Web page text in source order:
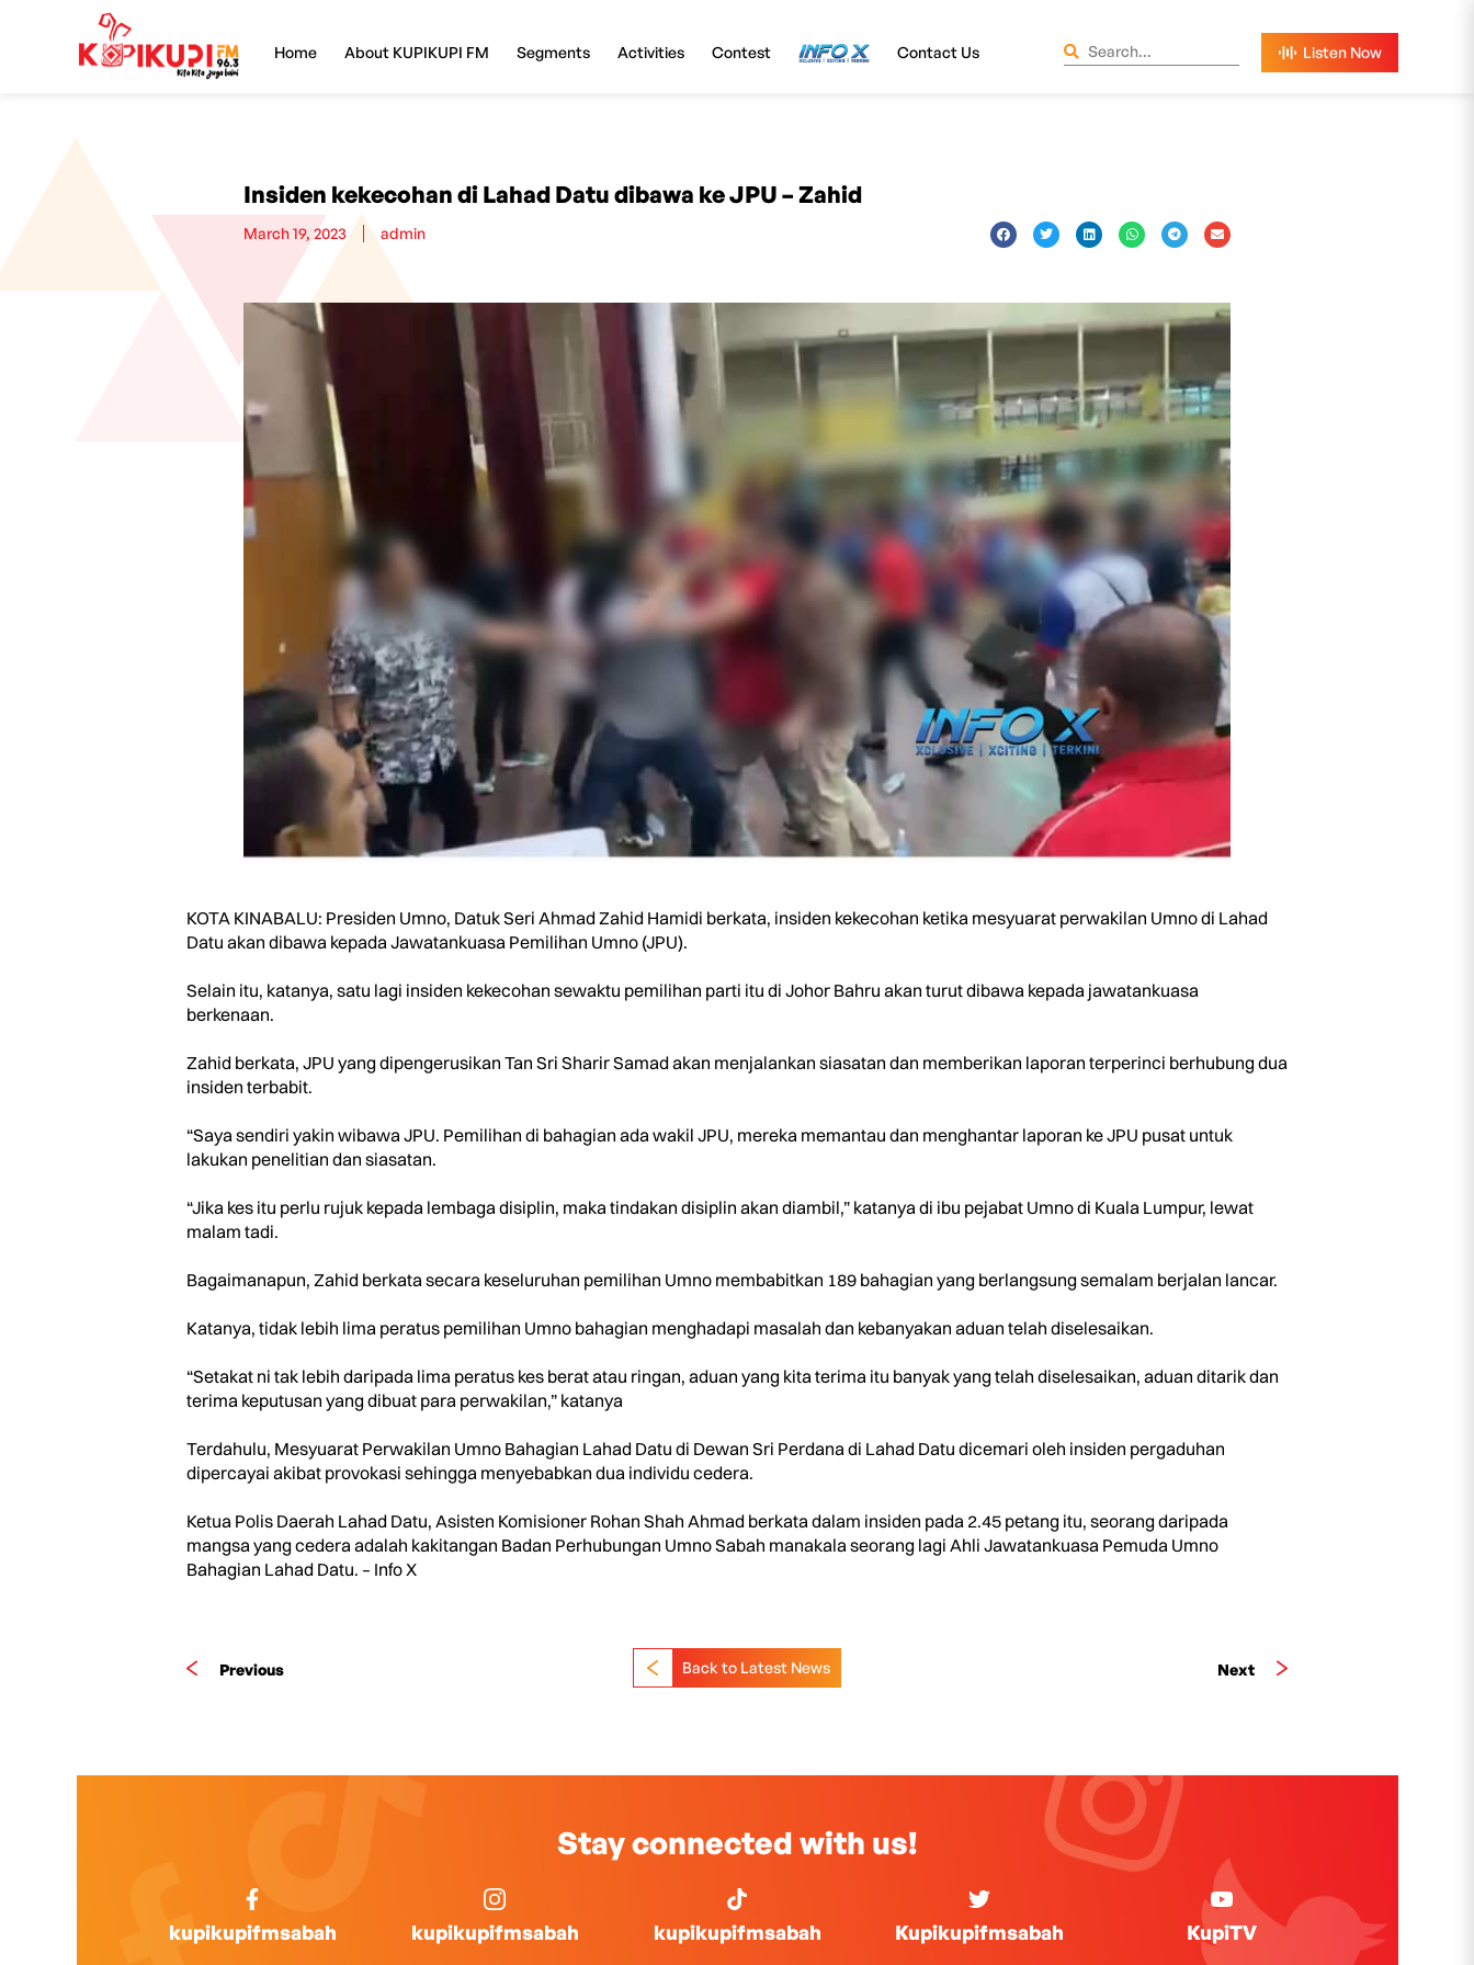
Home About KUPIKUPI FM Segments Activities Contest InfoX Contact Us
Insiden kekecohan di Lahad Datu dibawa ke JPU – Zahid
March 19, 2023 admin
KOTA KINABALU: Presiden Umno, Datuk Seri Ahmad Zahid Hamidi berkata, insiden kekecohan ketika mesyuarat perwakilan Umno di Lahad
Datu akan dibawa kepada Jawatankuasa Pemilihan Umno (JPU).
Selain itu, katanya, satu lagi insiden kekecohan sewaktu pemilihan parti itu di Johor Bahru akan turut dibawa kepada jawatankuasa
berkenaan.
Zahid berkata, JPU yang dipengerusikan Tan Sri Sharir Samad akan menjalankan siasatan dan memberikan laporan terperinci berhubung dua
insiden terbabit.
“Saya sendiri yakin wibawa JPU. Pemilihan di bahagian ada wakil JPU, mereka memantau dan menghantar laporan ke JPU pusat untuk
lakukan penelitian dan siasatan.
“Jika kes itu perlu rujuk kepada lembaga disiplin, maka tindakan disiplin akan diambil,” katanya di ibu pejabat Umno di Kuala Lumpur, lewat
malam tadi.
Bagaimanapun, Zahid berkata secara keseluruhan pemilihan Umno membabitkan 189 bahagian yang berlangsung semalam berjalan lancar.
Katanya, tidak lebih lima peratus pemilihan Umno bahagian menghadapi masalah dan kebanyakan aduan telah diselesaikan.
“Setakat ni tak lebih daripada lima peratus kes berat atau ringan, aduan yang kita terima itu banyak yang telah diselesaikan, aduan ditarik dan
terima keputusan yang dibuat para perwakilan,” katanya
Terdahulu, Mesyuarat Perwakilan Umno Bahagian Lahad Datu di Dewan Sri Perdana di Lahad Datu dicemari oleh insiden pergaduhan
dipercayai akibat provokasi sehingga menyebabkan dua individu cedera.
Ketua Polis Daerah Lahad Datu, Asisten Komisioner Rohan Shah Ahmad berkata dalam insiden pada 2.45 petang itu, seorang daripada
mangsa yang cedera adalah kakitangan Badan Perhubungan Umno Sabah manakala seorang lagi Ahli Jawatankuasa Pemuda Umno
Bahagian Lahad Datu. – Info X
Previous Next
Back to Latest News
Stay connected with us!
kupikupifmsabah kupikupifmsabah kupikupifmsabah Kupikupifmsabah KupiTV